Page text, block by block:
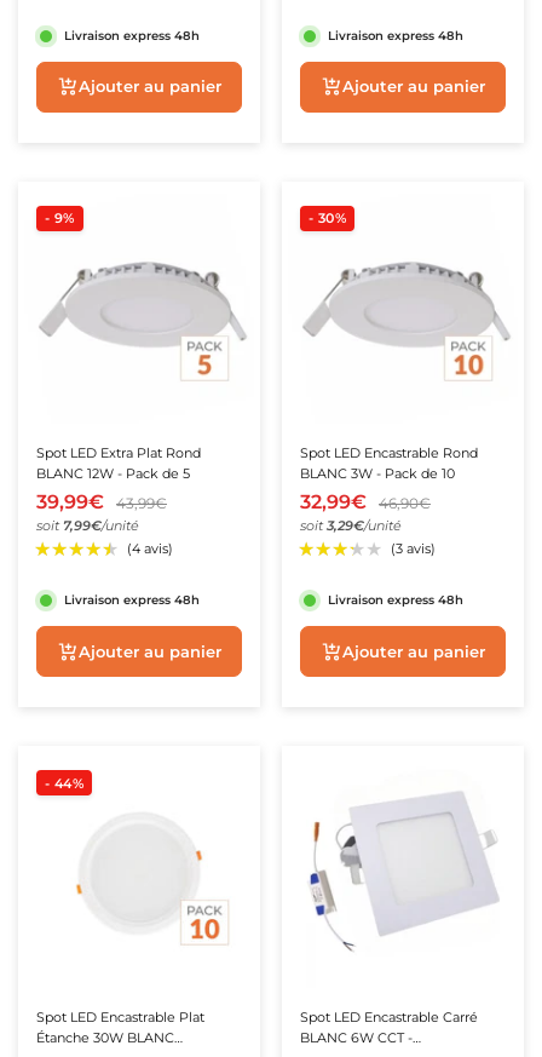
(5 avis)
Livraison express 48h
Ajouter au panier
Livraison express 48h
Aperçu rapide
- 9%
Spot LED Extra Plat Rond
BLANC 12W - Pack de 5
39,99€ 43,99€
soit 7,99€/unité
Livraison express 48h
Aperçu rapide
- 30%
Spot LED Encastrable Rond
BLANC 3W - Pack de 10
32,99€ 46,90€
soit3,29€/unité
Livraison express 48h
Aperçu rapide
- 44%
Spot LED Encastrable Plat
Étanche 30W BLANC
Spot LED Encastrable Carré
BLANC 6W CCT -